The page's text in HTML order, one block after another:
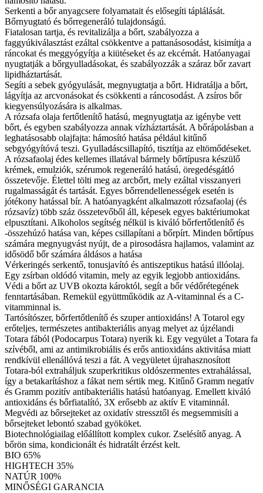
Serkenti a bőr anyagcsere folyamatait és elősegíti táplálását.
Bőrnyugtató és bőrregeneráló tulajdonságú.
Fiatalosan tartja, és revitalizálja a bőrt, szabályozza a
faggyúkiválasztást ezáltal csökkentve a pattanásosodást, kisimítja a
ráncokat és meggyógyítja a kiütéseket és az ekcémát. Hatóanyagai
nyugtatják a bőrgyulladásokat, és szabályozzák a száraz bőr zavart
lipidháztartását.
Segíti a sebek gyógyulását, megnyugtatja a bőrt. Hidratálja a bőrt,
lágyítja az arcvonásokat és csökkenti a ráncosodást. A zsíros bőr
kiegyensúlyozására is alkalmas.
A rózsafa olaja fertőtlenítő hatású, megnyugtatja az igénybe vett
bőrt, és egyben szabályozza annak vízháztartását. A bőrápolásban a
leghatásosabb olajfajta: hámosító hatása például kitűnő
sebgyógyítóvá teszi. Gyulladáscsillapító, tisztítja az eltömődéseket.
A rózsafaolaj édes kellemes illatával bármely bőrtípusra készülő
krémek, emulziók, szérumok regeneráló hatású, öregedésgátló
összetevője. Élettel tölti meg az arcbőrt, mely ezáltal visszanyeri
rugalmasságát és tartását. Egyes bőrrendellenességek esetén is
jótékony hatással bír. A hatóanyagként alkalmazott rózsafaolaj (és
rózsavíz) több száz összetevőből áll, képesek egyes baktériumokat
elpusztítani. Alkoholos segítség nélkül is kiváló bőrfertőtlenítő és
-összehúzó hatása van, képes csillapítani a bőrpírt. Minden bőrtípus
számára megnyugvást nyújt, de a pirosodásra hajlamos, valamint az
idősödő bőr számára áldásos a hatása
Vérkeringés serkentő, tonusjavító és antiszeptikus hatású illóolaj.
Egy zsírban oldódó vitamin, mely az egyik legjobb antioxidáns.
Védi a bőrt az UVB okozta károktól, segít a bőr védőrétegének
fenntartásában. Remekül együttműködik az A-vitaminnal és a C-
vitamminnal is.
Tartósítószer, bőrfertőtlenítő és szuper antioxidáns! A Totarol egy
erőteljes, természetes antibakteriális anyag melyet az újzélandi
Totara fából (Podocarpus Totara) nyerik ki. Egy vegyület a Totara fa
szívéből, ami az antimikrobiális és erős antioxidáns aktivitása miatt
rendkívül ellenállóvá teszi a fát. A vegyületet újrahasznosított
Totara-ból extraháljuk szuperkritikus oldószermentes extrahálással,
így a betakarításhoz a fákat nem sértik meg. Kitűnő Gramm negatív
és Gramm pozitív antibakteriális hatású hatóanyag. Emellett kiváló
antioxidáns és bőrfiatalító, 3X erősebb az aktív E vitaminnál.
Megvédi az bőrsejteket az oxidatív stressztől és megsemmisíti a
bőrsejteket lebontó szabad gyököket.
Biotechnológiailag előállított komplex cukor. Zselésítő anyag. A
bőrön sima, kondicionált és hidratált érzést kelt.
BIO 65%
HIGHTECH 35%
NATÚR 100%
MINŐSÉGI GARANCIA